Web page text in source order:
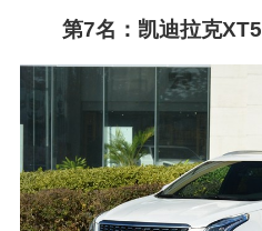
第7名：凯迪拉克XT5